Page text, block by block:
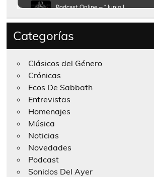
Categorías
Clásicos del Género
Crónicas
Ecos De Sabbath
Entrevistas
Homenajes
Música
Noticias
Novedades
Podcast
Sonidos Del Ayer